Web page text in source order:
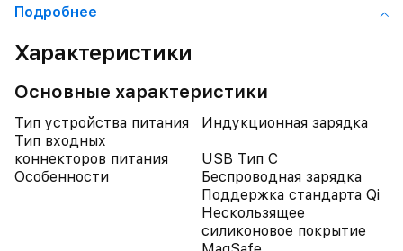
Подробнее
Характеристики
Основные характеристики
Тип устройства питания
Индукционная зарядка
Тип входных
коннекторов питания
USB Тип C
Особенности
Беспроводная зарядка
Поддержка стандарта Qi
Нескользящее
силиконовое покрытие